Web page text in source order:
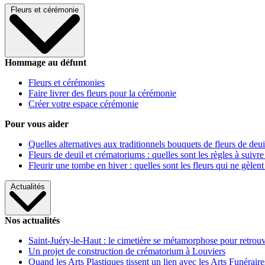
Fleurs et cérémonie
Hommage au défunt
Fleurs et cérémonies
Faire livrer des fleurs pour la cérémonie
Créer votre espace cérémonie
Pour vous aider
Quelles alternatives aux traditionnels bouquets de fleurs de
Fleurs de deuil et crématoriums : quelles sont les règles à
Fleurir une tombe en hiver : quelles sont les fleurs qui ne gèlent
Actualités
Nos actualités
Saint-Juéry-le-Haut : le cimetière se métamorphose pour
Un projet de construction de crématorium à Louviers
Quand les Arts Plastiques tissent un lien avec les Arts